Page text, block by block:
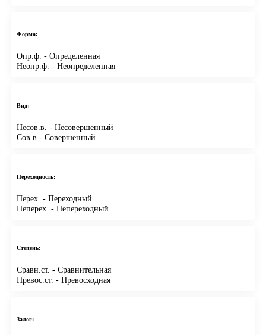
Форма:
Опр.ф. - Определенная
Неопр.ф. - Неопределенная
Вид:
Несов.в. - Несовершенный
Сов.в - Совершенный
Переходность:
Перех. - Переходный
Неперех. - Непереходный
Степень:
Сравн.ст. - Сравнительная
Превос.ст. - Превосходная
Залог: